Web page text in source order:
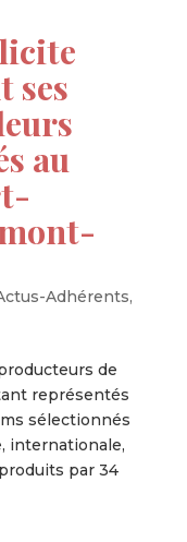
ses
au
Adhérents,
de
représentés
sélectionnés
internationale,
par 34